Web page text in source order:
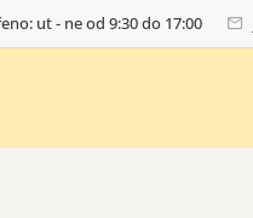
ut - ne od 9:30 do 17:00